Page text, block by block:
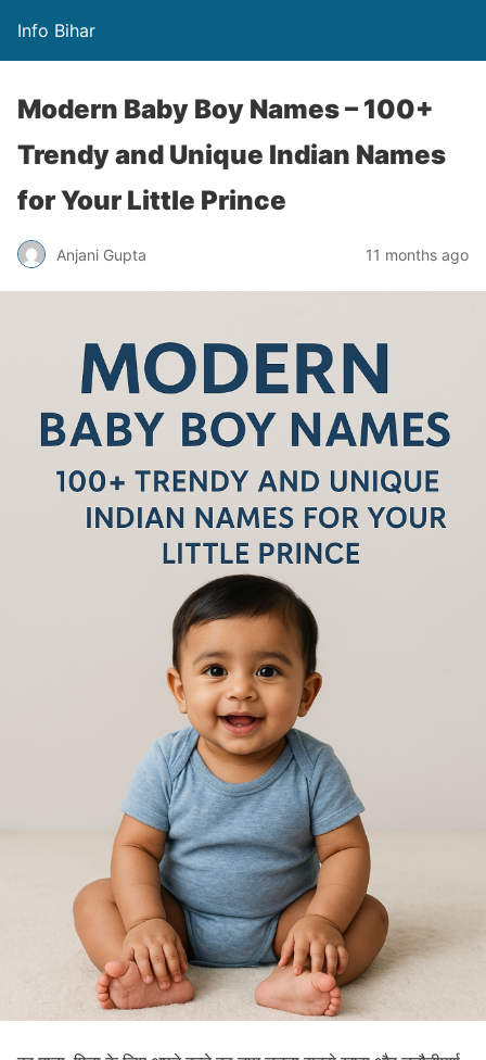
Info Bihar
Modern Baby Boy Names – 100+
Trendy and Unique Indian Names
for Your Little Prince
Anjani Gupta 11 months ago